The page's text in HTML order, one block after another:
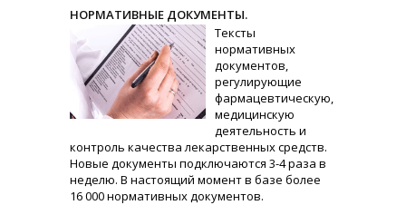
НОРМАТИВНЫЕ ДОКУМЕНТЫ.
Тексты
нормативных
документов,
регулирующие
фармацевтическую,
медицинскую
деятельность и
контроль качества лекарственных средств.
Новые документы подключаются 3-4 раза в
неделю. В настоящий момент в базе более
16 000 нормативных документов.